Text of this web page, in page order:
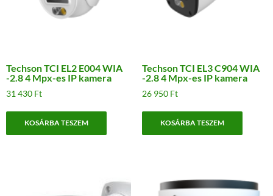
Techson TCI EL2 E004 WIA
-2.8 4 Mpx-es IP kamera
31 430 Ft
KOSÁRBA TESZEM
Techson TCI EL3 C904 WIA
-2.8 4 Mpx-es IP kamera
26 950 Ft
KOSÁRBA TESZEM